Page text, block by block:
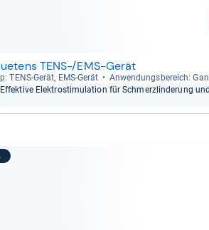
TENS-/EMS-Gerät
TENS-​Gerät, EMS-​Gerät
Anwen­dungs­be­reich:
Effek­tive Elek­tro­sti­mu­la­tion für Schmerz­lin­de­rung